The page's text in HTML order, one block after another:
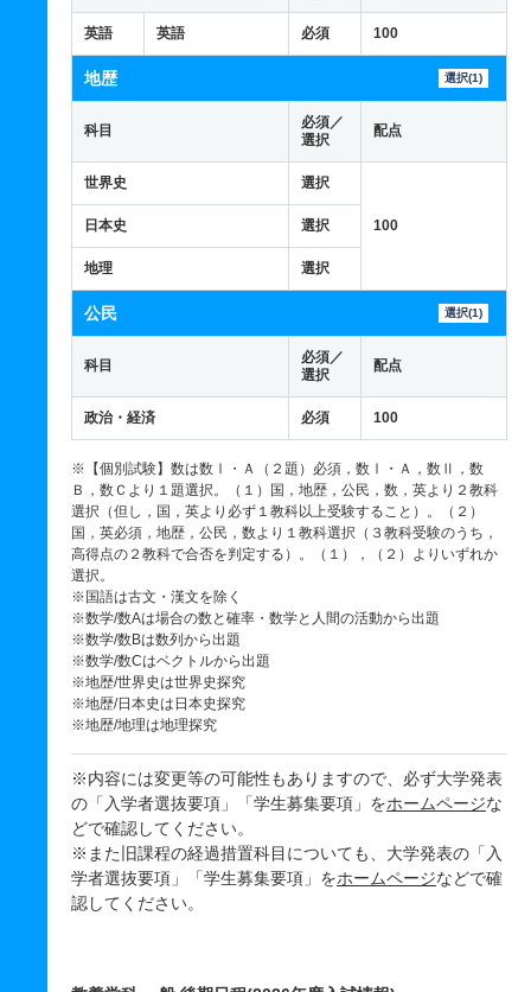
英語 英語 必須 100
地歴 選択(1)
科目
必須／
選択
配点
世界史 選択
100
日本史 選択
地理 選択
公民 選択(1)
科目
必須／
選択
配点
政治・経済 必須 100
※【個別試験】数は数Ⅰ・Ａ（２題）必須，数Ⅰ・Ａ，数Ⅱ，数
Ｂ，数Ｃより１題選択。（１）国，地歴，公民，数，英より２教科
選択（但し，国，英より必ず１教科以上受験すること）。（２）
国，英必須，地歴，公民，数より１教科選択（３教科受験のうち，
高得点の２教科で合否を判定する）。（１），（２）よりいずれか
選択。
※国語は古文・漢文を除く
※数学/数Aは場合の数と確率・数学と人間の活動から出題
※数学/数Bは数列から出題
※数学/数Cはベクトルから出題
※地歴/世界史は世界史探究
※地歴/日本史は日本史探究
※地歴/地理は地理探究
※内容には変更等の可能性もありますので、必ず大学発表
の「入学者選抜要項」「学生募集要項」をホームページな
どで確認してください。
※また旧課程の経過措置科目についても、大学発表の「入
学者選抜要項」「学生募集要項」をホームページなどで確
認してください。